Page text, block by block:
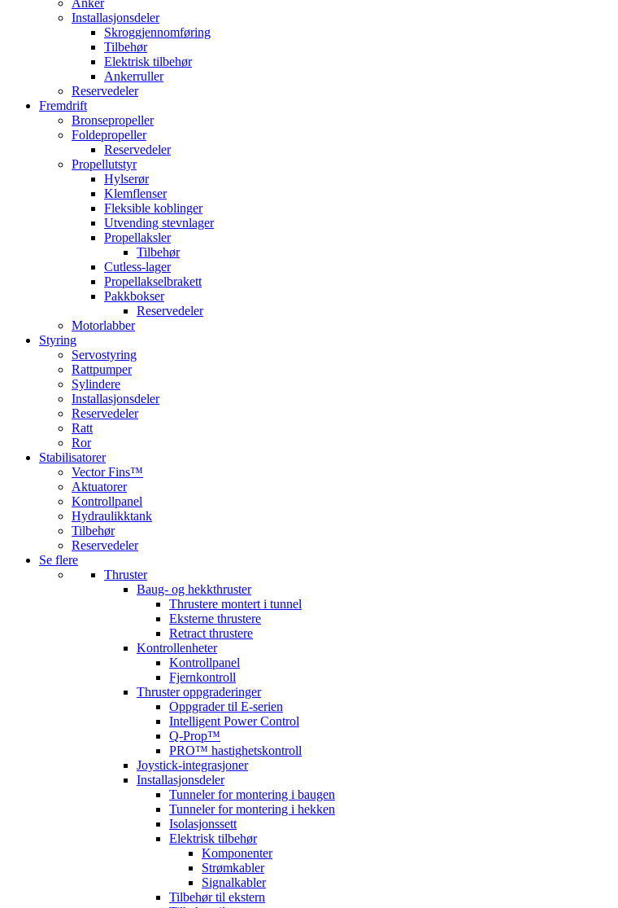
Anker
Installasjonsdeler
Skroggjennomføring
Tilbehør
Elektrisk tilbehør
Ankerruller
Reservedeler
Fremdrift
Bronsepropeller
Foldepropeller
Reservedeler
Propellutstyr
Hylserør
Klemflenser
Fleksible koblinger
Utvending stevnlager
Propellaksler
Tilbehør
Cutless-lager
Propellakselbrakett
Pakkbokser
Reservedeler
Motorlabber
Styring
Servostyring
Rattpumper
Sylindere
Installasjonsdeler
Reservedeler
Ratt
Ror
Stabilisatorer
Vector Fins™
Aktuatorer
Kontrollpanel
Hydraulikktank
Tilbehør
Reservedeler
Se flere
Thruster
Baug- og hekkthruster
Thrustere montert i tunnel
Eksterne thrustere
Retract thrustere
Kontrollenheter
Kontrollpanel
Fjernkontroll
Thruster oppgraderinger
Oppgrader til E-serien
Intelligent Power Control
Q-Prop™
PRO™ hastighetskontroll
Joystick-integrasjoner
Installasjonsdeler
Tunneler for montering i baugen
Tunneler for montering i hekken
Isolasjonssett
Elektrisk tilbehør
Komponenter
Strømkabler
Signalkabler
Tilbehør til ekstern